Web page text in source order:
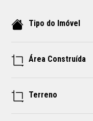
Tipo do Imóvel
Área Construída
Terreno